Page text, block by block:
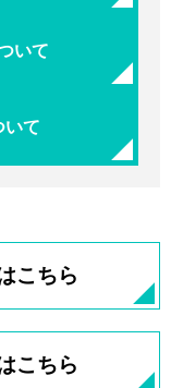
いて
いて
こちら
こちら